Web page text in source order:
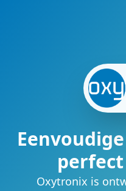
Oxytronix is